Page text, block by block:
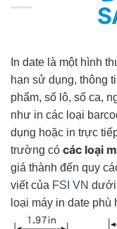
In date là một hình
hạn sử dụng, thông
phẩm, số lô, số ca,
như in các loại
dụng hoặc in trực
trường có các loại
giá thành đến quy
viết của FSI VN dưới
loại máy in date phù